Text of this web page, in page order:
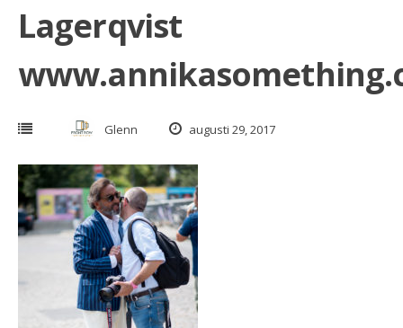
Lagerqvist
Glenn augusti 29, 2017